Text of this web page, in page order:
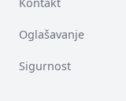
Oglašavanje
Sigurnost